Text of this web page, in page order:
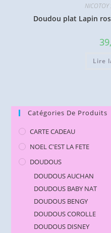
NICOTOY
Doudou plat Lapin
Lire
Catégories De Produits
CARTE CADEAU
NOEL C'EST LA FETE
DOUDOUS
DOUDOUS AUCHAN
DOUDOUS BABY NAT
DOUDOUS BENGY
DOUDOUS COROLLE
DOUDOUS DISNEY